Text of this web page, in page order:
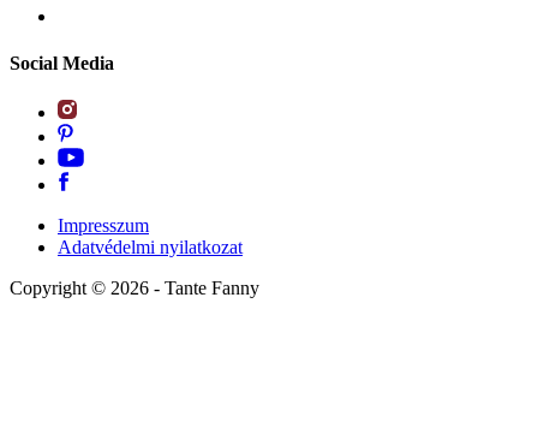
Social Media
Impresszum
Adatvédelmi nyilatkozat
Copyright © 2026 - Tante Fanny